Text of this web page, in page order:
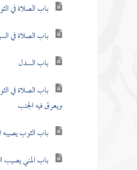
باب الصلاة في
باب الصلاة في
باب السدل
باب الصلاة في
ويعرق فيه الجنب
باب الثوب يصيبه
باب المني يصيب